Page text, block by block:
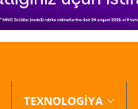
TEXNOLOGİYA